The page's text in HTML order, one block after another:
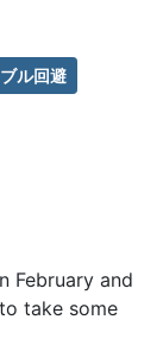
ブル回避
February and
take some